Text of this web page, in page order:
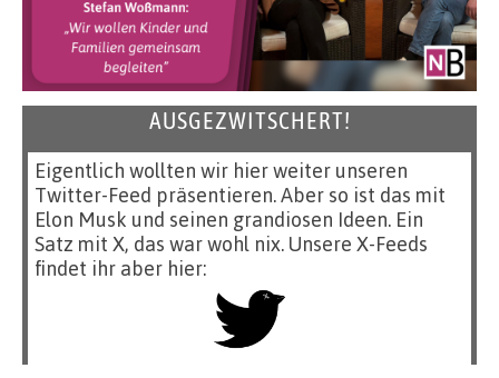
AUSGEZWITSCHERT!
Eigentlich wollten wir hier weiter unseren
Twitter-Feed präsentieren. Aber so ist das mit
Elon Musk und seinen grandiosen Ideen. Ein
Satz mit X, das war wohl nix. Unsere X-Feeds
findet ihr aber hier: